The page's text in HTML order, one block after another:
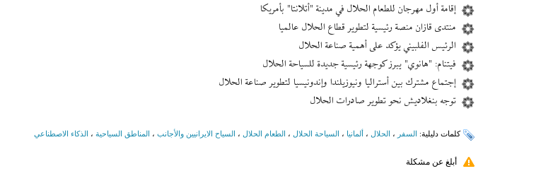
إقامة أول مهرجان للطعام الحلال في مدينة "أتلانتا" بأمريكا
منتدى قازان منصة رئيسية لتطوير قطاع الحلال عالميا
الرئيس الفلبيني يؤكد على أهمية صناعة الحلال
فيتنام: "هانوي" يبرز كوجهة رئيسية جديدة للسياحة الحلال
إجتماع مشترك بين أستراليا ونيوزيلندا وإندونيسيا لتطوير صناعة الحلال
توجه بنغلاديش نحو تطوير صادرات الحلال
کلمات دلیلیة: السفر ، الحلال ، ألمانیا ، السیاحة الحلال ، الطعام الحلال ، السياح الايرانيين والأجانب ، المناطق السياحية ، الذكاء الاصطناعي
أبلغ عن مشكلة